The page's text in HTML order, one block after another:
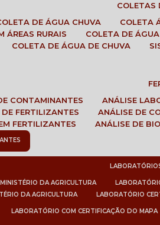
COLETA DE ÁGUA CHUVA
ÁREAS RURAIS
COLETA DE
COLETA DE ÁGUA DE CHUVA
CONTAMINANTES
ANÁLISE
DE FERTILIZANTES
ANÁLISE DE
FERTILIZANTES
ANÁLISE DE
DA AGRICULTURA
DA AGRICULTURA
LABORATÓRIO
LABORATÓRIO COM CERTIFICAÇÃO DO MAPA